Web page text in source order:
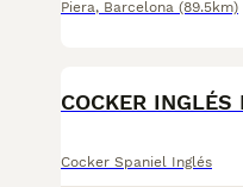
Piera, Barcelona (89.5km)
COCKER INGLÉS
Cocker Spaniel Inglés